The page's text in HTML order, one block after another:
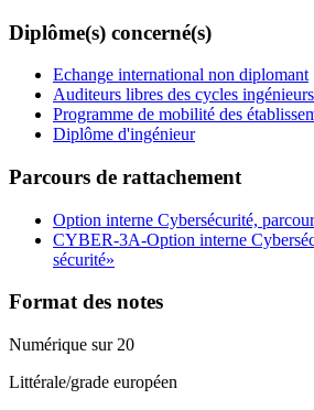
Diplôme(s) concerné(s)
Echange international non diplomant
Auditeurs libres des cycles
Programme de mobilité des
Diplôme d'ingénieur
Parcours de rattachement
Option interne Cybersécurité,
CYBER-3A-Option interne
sécurité»
Format des notes
Numérique sur 20
Littérale/grade européen